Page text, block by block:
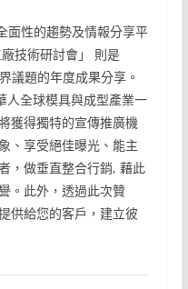
面性的趨勢及情報分享平
技術研討會」 則是
議題的年度成果分享。
人全球模具與成型產業一
獲得獨特的宣傳推廣機
、享受絕佳曝光、能主
，做垂直整合行銷, 藉此
。此外，透過此次贊
供給您的客戶，建立彼